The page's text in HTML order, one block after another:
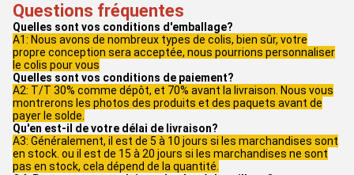
Questions fréquentes
Quelles sont vos conditions d'emballage?
A1: Nous avons de nombreux types de colis, bien sûr, votre
propre conception sera acceptée, nous pourrions personnaliser
le colis pour vous
Quelles sont vos conditions de paiement?
A2: T/T 30% comme dépôt, et 70% avant la livraison. Nous vous
montrerons les photos des produits et des paquets avant de
payer le solde.
Qu'en est-il de votre délai de livraison?
A3: Généralement, il est de 5 à 10 jours si les marchandises sont
en stock. ou il est de 15 à 20 jours si les marchandises ne sont
pas en stock, cela dépend de la quantité.